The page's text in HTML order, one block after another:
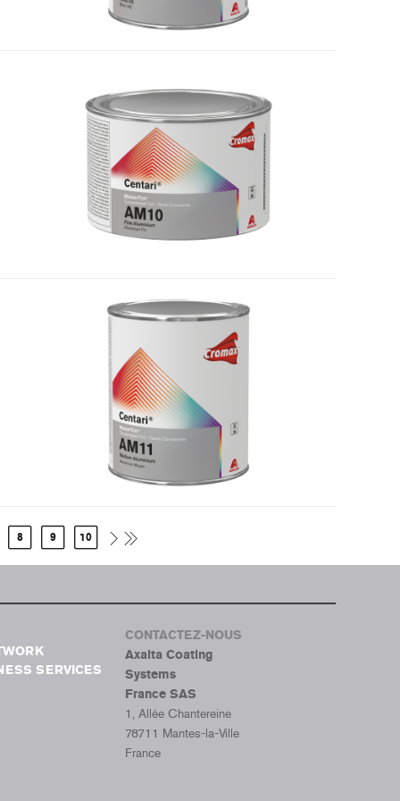
8 9 10
SERVICES
CONTACTEZ-NOUS
Axalta Coating
Systems
France SAS
1, Allée Chantereine
78711 Mantes-la-Ville
France